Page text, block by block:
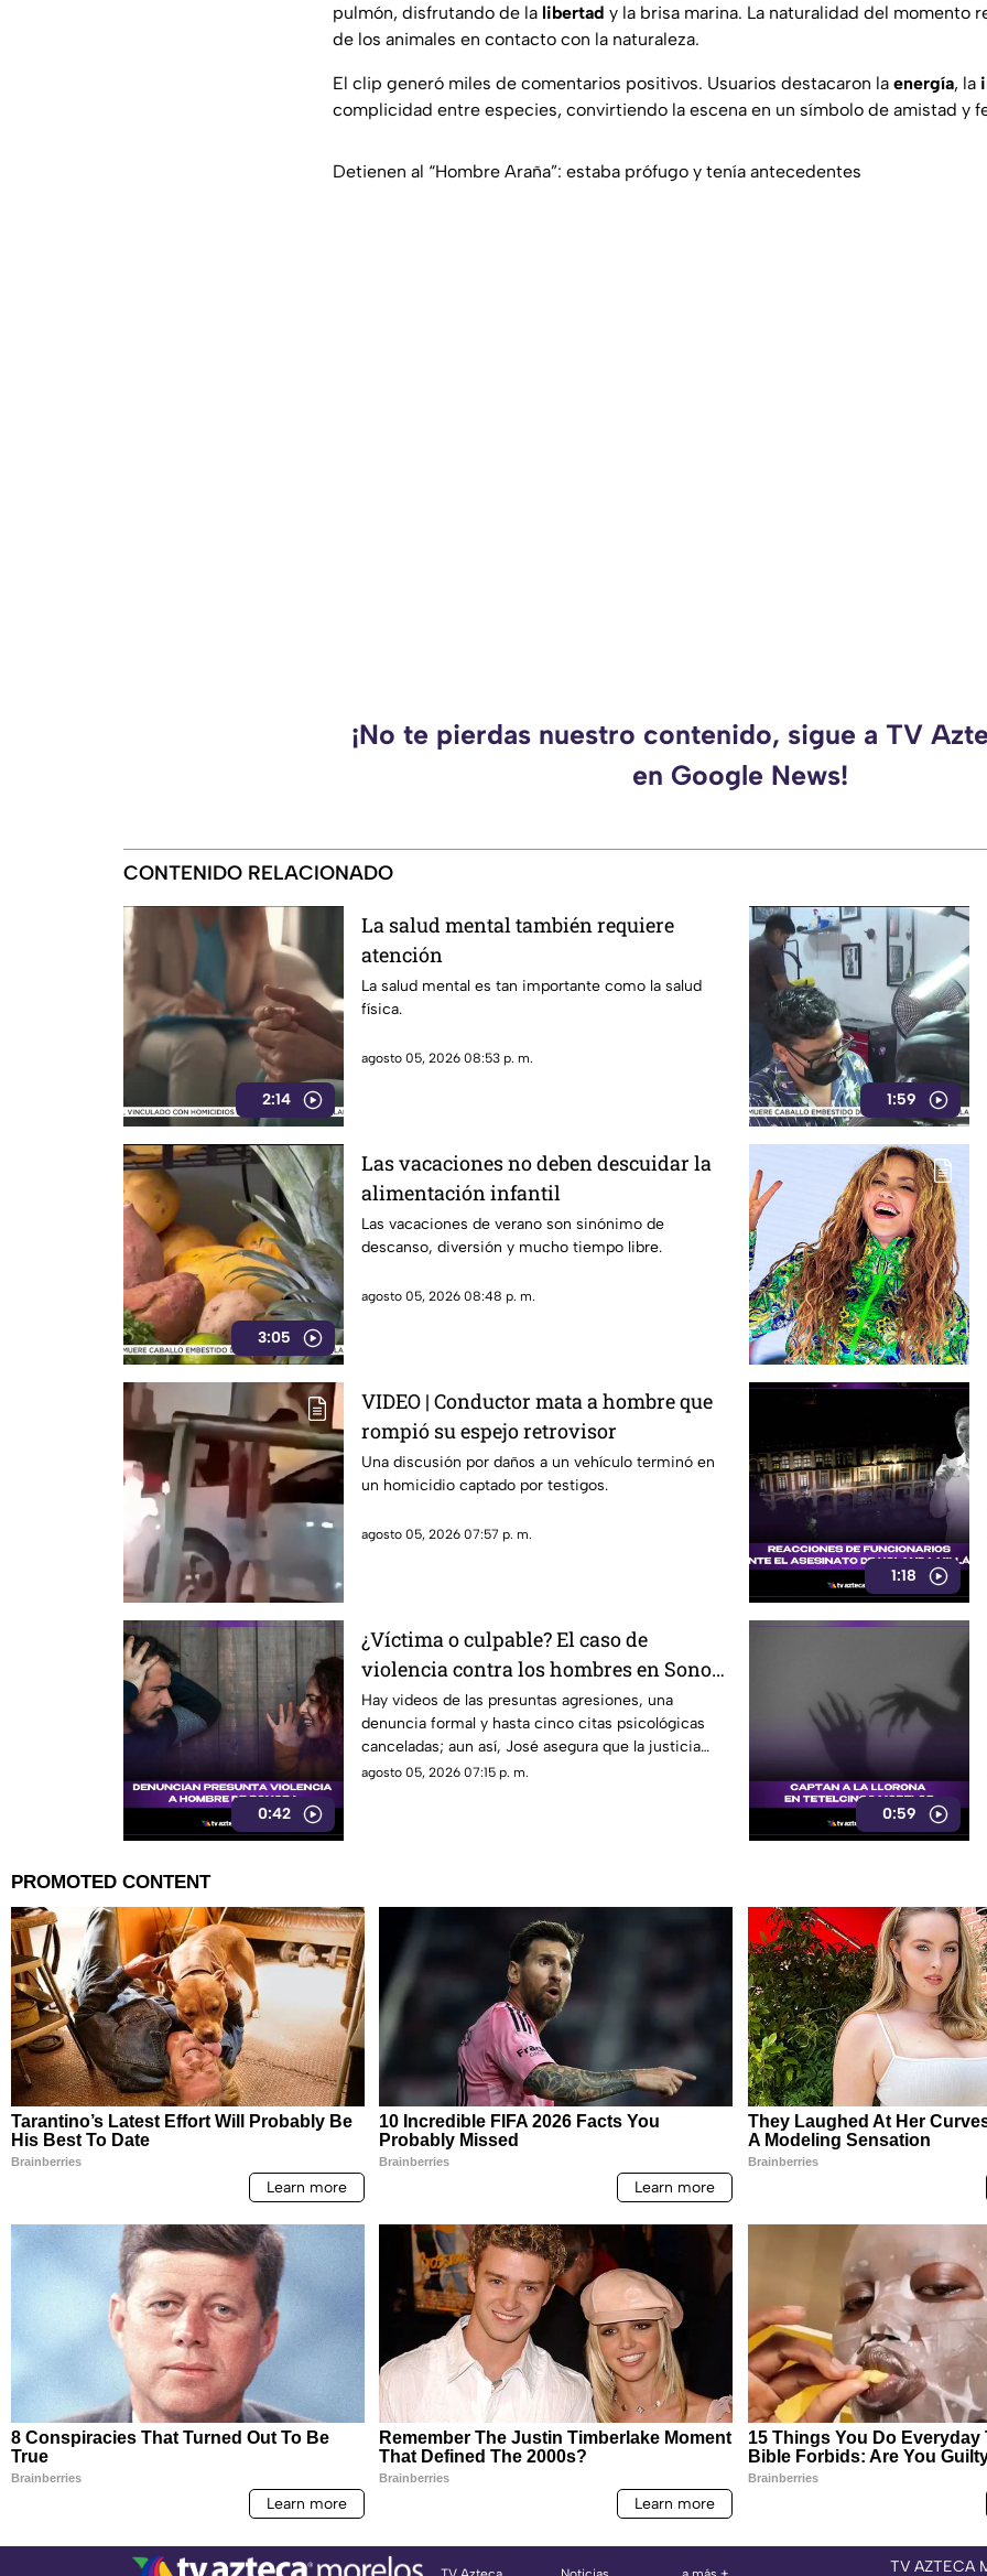
pulmón, disfrutando de la libertad y la brisa marina. La naturalidad del momento
de los animales en contacto con la naturaleza.
El clip generó miles de comentarios positivos. Usuarios destacaron la energía, la
complicidad entre especies, convirtiendo la escena en un símbolo de amistad y
Detienen al “Hombre Araña”: estaba prófugo y tenía antecedentes
¡No te pierdas nuestro contenido, sigue a TV
en Google News!
CONTENIDO RELACIONADO
2:14
La salud mental también requiere
atención
La salud mental es tan importante como la salud
física.
agosto 05, 2026 08:53 p. m.
1:59
3:05
Las vacaciones no deben descuidar la
alimentación infantil
Las vacaciones de verano son sinónimo de
descanso, diversión y mucho tiempo libre.
agosto 05, 2026 08:48 p. m.
VIDEO | Conductor mata a hombre que
rompió su espejo retrovisor
Una discusión por daños a un vehículo terminó en
un homicidio captado por testigos.
agosto 05, 2026 07:57 p. m.
1:18
0:42
¿Víctima o culpable? El caso de
violencia contra los hombres en Sonora
que está generando conversación en
redes sociales
Hay videos de las presuntas agresiones, una
denuncia formal y hasta cinco citas psicológicas
canceladas; aun así, José asegura que la justicia
sigue sin llegar.
agosto 05, 2026 07:15 p. m.
0:59
TV AZTECA